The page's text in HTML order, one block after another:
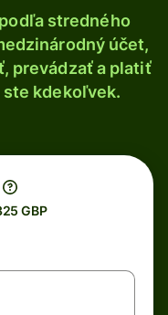
stredného
účet,
prevádzať a platiť
ste kdekoľvek.
GBP